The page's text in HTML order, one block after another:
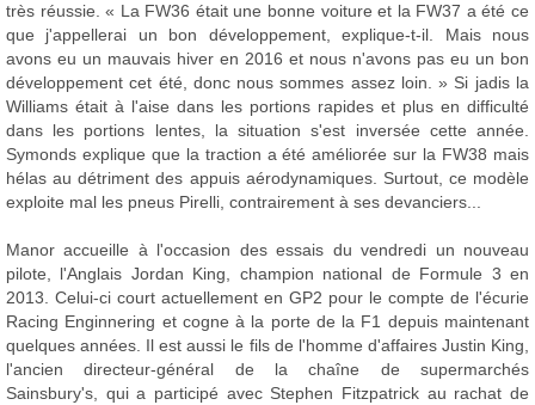
très réussie. « La FW36 était une bonne voiture et la FW37 a été ce
que j'appellerai un bon développement, explique-t-il. Mais nous
avons eu un mauvais hiver en 2016 et nous n'avons pas eu un bon
développement cet été, donc nous sommes assez loin. » Si jadis la
Williams était à l'aise dans les portions rapides et plus en difficulté
dans les portions lentes, la situation s'est inversée cette année.
Symonds explique que la traction a été améliorée sur la FW38 mais
hélas au détriment des appuis aérodynamiques. Surtout, ce modèle
exploite mal les pneus Pirelli, contrairement à ses devanciers...
Manor accueille à l'occasion des essais du vendredi un nouveau
pilote, l'Anglais Jordan King, champion national de Formule 3 en
2013. Celui-ci court actuellement en GP2 pour le compte de l'écurie
Racing Enginnering et cogne à la porte de la F1 depuis maintenant
quelques années. Il est aussi le fils de l'homme d'affaires Justin King,
l'ancien directeur-général de la chaîne de supermarchés
Sainsbury's, qui a participé avec Stephen Fitzpatrick au rachat de